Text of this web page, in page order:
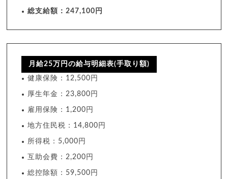
総支給額：247,100円
月給25万円の給与明細表(手取り額)
健康保険：12,500円
厚生年金：23,800円
雇用保険：1,200円
地方住民税：14,800円
所得税：5,000円
互助会費：2,200円
総控除額：59,500円